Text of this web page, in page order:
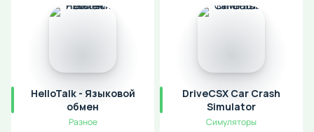
HelloTalk - Языковой
обмен
Разное
DriveCSX Car Crash
Simulator
Симуляторы